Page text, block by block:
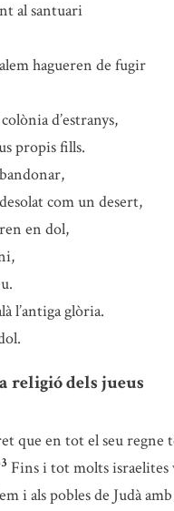
al santuari
hagueren de fugir
d’estranys,
propis fills.
com un desert,
en dol,
l’antiga glòria.
religió dels jueus
que en tot el seu regne
Fins i tot molts israelites
i als pobles de Judà